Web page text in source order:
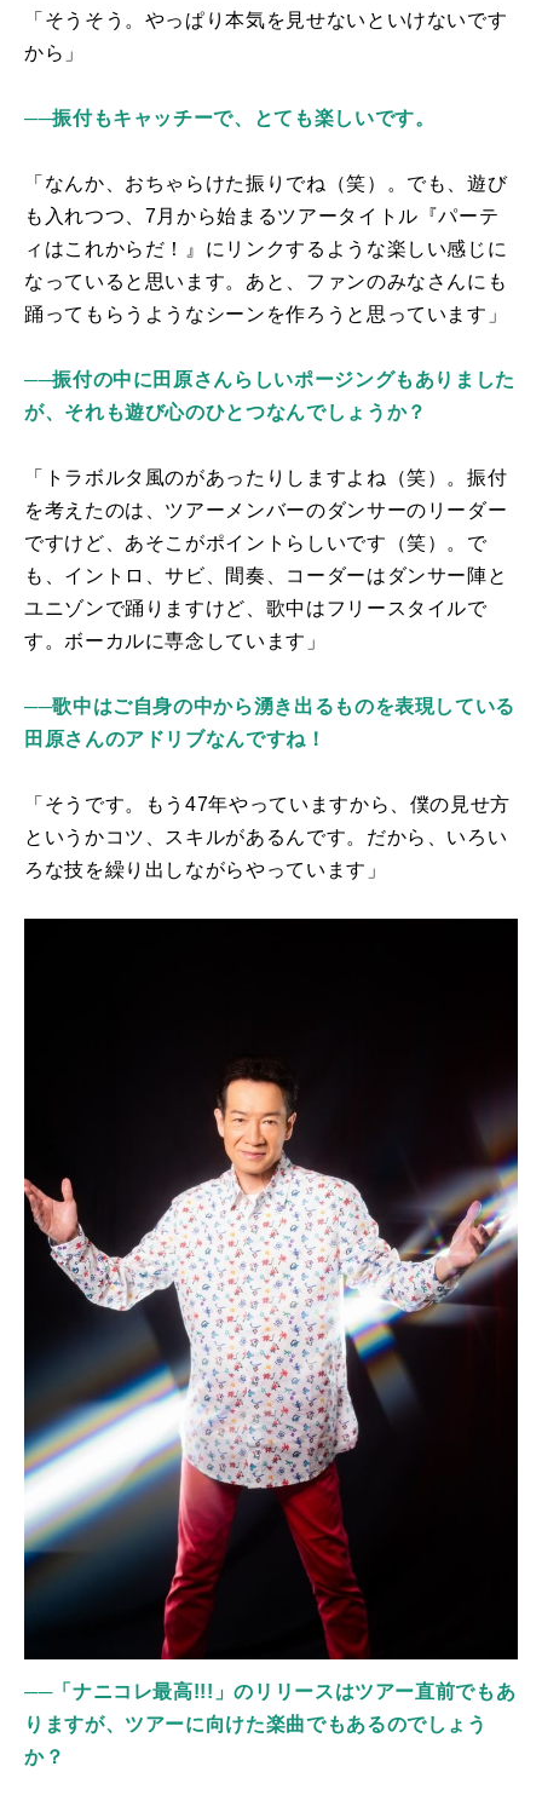
「そうそう。やっぱり本気を見せないといけないです
から」
──振付もキャッチーで、とても楽しいです。
「なんか、おちゃらけた振りでね（笑）。でも、遊び
も入れつつ、7月から始まるツアータイトル『パーテ
ィはこれからだ！』にリンクするような楽しい感じに
なっていると思います。あと、ファンのみなさんにも
踊ってもらうようなシーンを作ろうと思っています」
──振付の中に田原さんらしいポージングもありました
が、それも遊び心のひとつなんでしょうか？
「トラボルタ風のがあったりしますよね（笑）。振付
を考えたのは、ツアーメンバーのダンサーのリーダー
ですけど、あそこがポイントらしいです（笑）。で
も、イントロ、サビ、間奏、コーダーはダンサー陣と
ユニゾンで踊りますけど、歌中はフリースタイルで
す。ボーカルに専念しています」
──歌中はご自身の中から湧き出るものを表現している
田原さんのアドリブなんですね！
「そうです。もう47年やっていますから、僕の見せ方
というかコツ、スキルがあるんです。だから、いろい
ろな技を繰り出しながらやっています」
──「ナニコレ最高!!!」のリリースはツアー直前でもあ
りますが、ツアーに向けた楽曲でもあるのでしょう
か？